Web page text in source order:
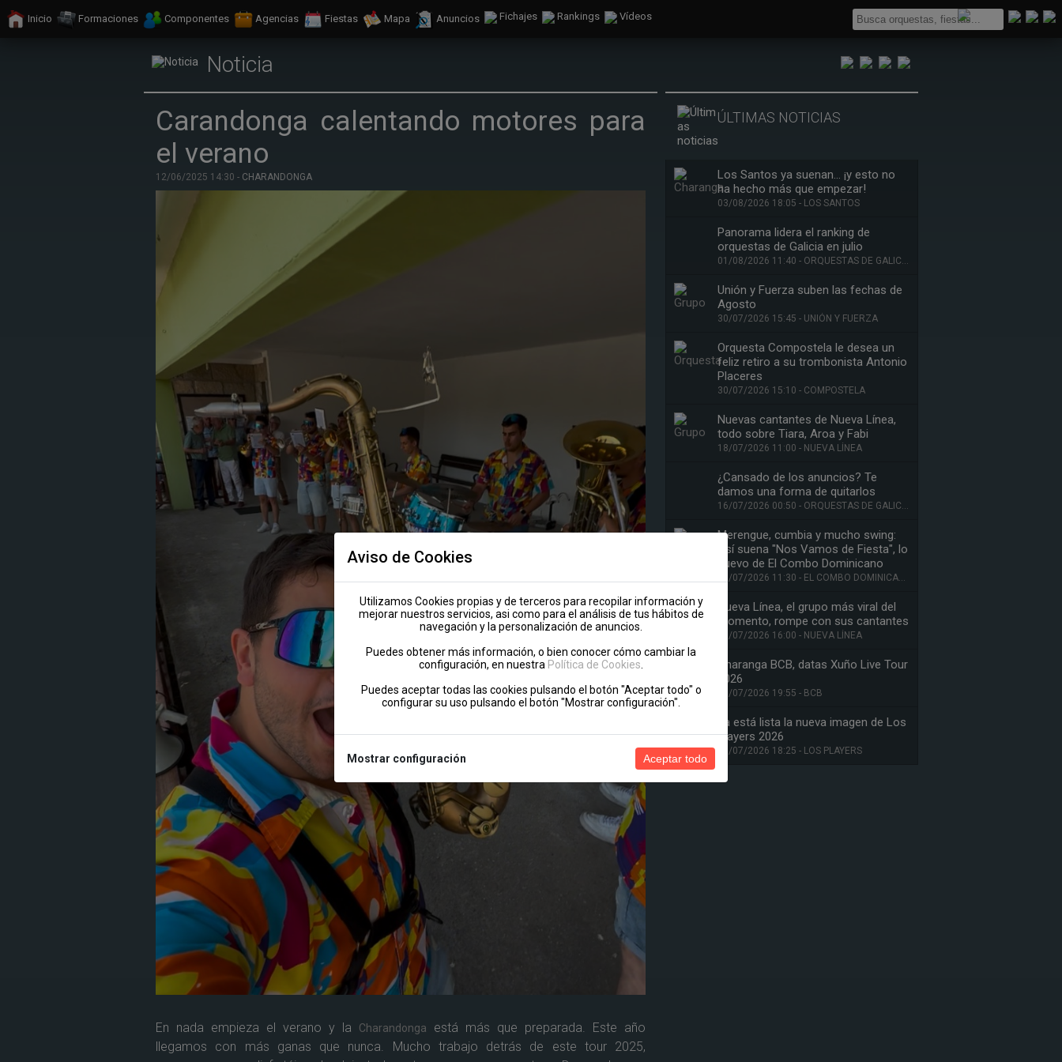
Inicio Formaciones Componentes Agencias Fiestas Mapa Anuncios Fichajes Rankings Vídeos
Noticia
Carandonga calentando motores para
el verano
12/06/2025 14:30 - CHARANDONGA
En nada empieza el verano y la Charandonga
está más que preparada. Este año
llegamos con más ganas que nunca. Mucho trabajo detrás de este tour 2025,
ÚLTIMAS NOTICIAS
Los Santos ya suenan… ¡y esto no
ha hecho más que empezar!
03/08/2026 18:05 - LOS SANTOS
Panorama lidera el ranking de
orquestas de Galicia en julio
01/08/2026 11:40 - ORQUESTAS DE GALICIA
Unión y Fuerza suben las fechas de
Agosto
30/07/2026 15:45 - UNIÓN Y FUERZA
Orquesta Compostela le desea un
feliz retiro a su trombonista Antonio
Placeres
30/07/2026 15:10 - COMPOSTELA
Nuevas cantantes de Nueva Línea,
todo sobre Tiara, Aroa y Fabi
18/07/2026 11:00 - NUEVA LÍNEA
¿Cansado de los anuncios? Te
damos una forma de quitarlos
16/07/2026 00:50 - ORQUESTAS DE GALICIA
Merengue, cumbia y mucho swing:
Así suena "Nos Vamos de Fiesta", lo
nuevo de El Combo Dominicano
10/07/2026 11:30 - EL COMBO DOMINICANO
Nueva Línea, el grupo más viral del
momento, rompe con sus cantantes
09/07/2026 16:00 - NUEVA LÍNEA
Charanga BCB, datas Xuño Live Tour
2026
08/07/2026 19:55 - BCB
Ya está lista la nueva imagen de Los
Players 2026
08/07/2026 18:25 - LOS PLAYERS
Aviso de Cookies
Utilizamos Cookies propias y de terceros para recopilar información y
mejorar nuestros servicios, asi como para el análisis de tus hábitos de
navegación y la personalización de anuncios.
Puedes obtener más información, o bien conocer cómo cambiar la
configuración, en nuestra Política de Cookies
Puedes aceptar todas las cookies pulsando el botón "Aceptar todo" o
configurar su uso pulsando el botón "Mostrar configuración".
Mostrar configuración Aceptar todo